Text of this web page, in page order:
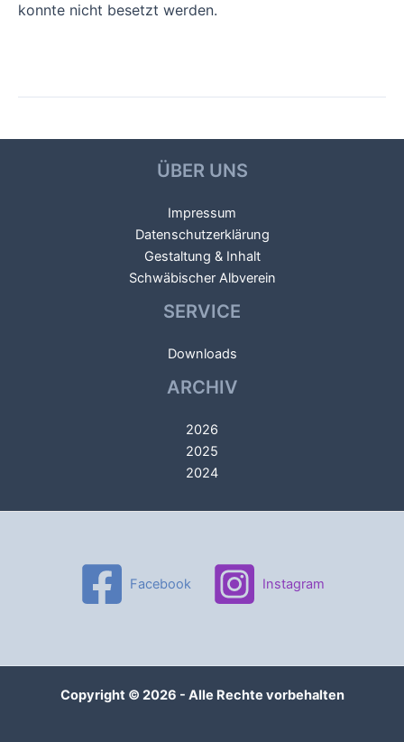
konnte nicht besetzt werden.
ÜBER UNS
Impressum
Datenschutzerklärung
Gestaltung & Inhalt
Schwäbischer Albverein
SERVICE
Downloads
ARCHIV
2026
2025
2024
Facebook Instagram
Copyright © 2026 - Alle Rechte vorbehalten